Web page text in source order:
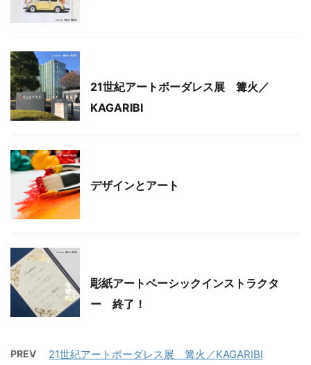
21世紀アートボーダレス展 篝火／
KAGARIBI
デザインとアート
彫紙アートベーシックインストラクタ
ー 終了！
PREV 21世紀アートボーダレス展 篝火／KAGARIBI